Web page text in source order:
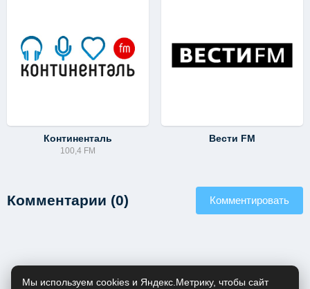
Континенталь
100,4 FM
Вести FM
Комментарии (0) Комментировать
Мы используем cookies и Яндекс.Метрику, чтобы сайт